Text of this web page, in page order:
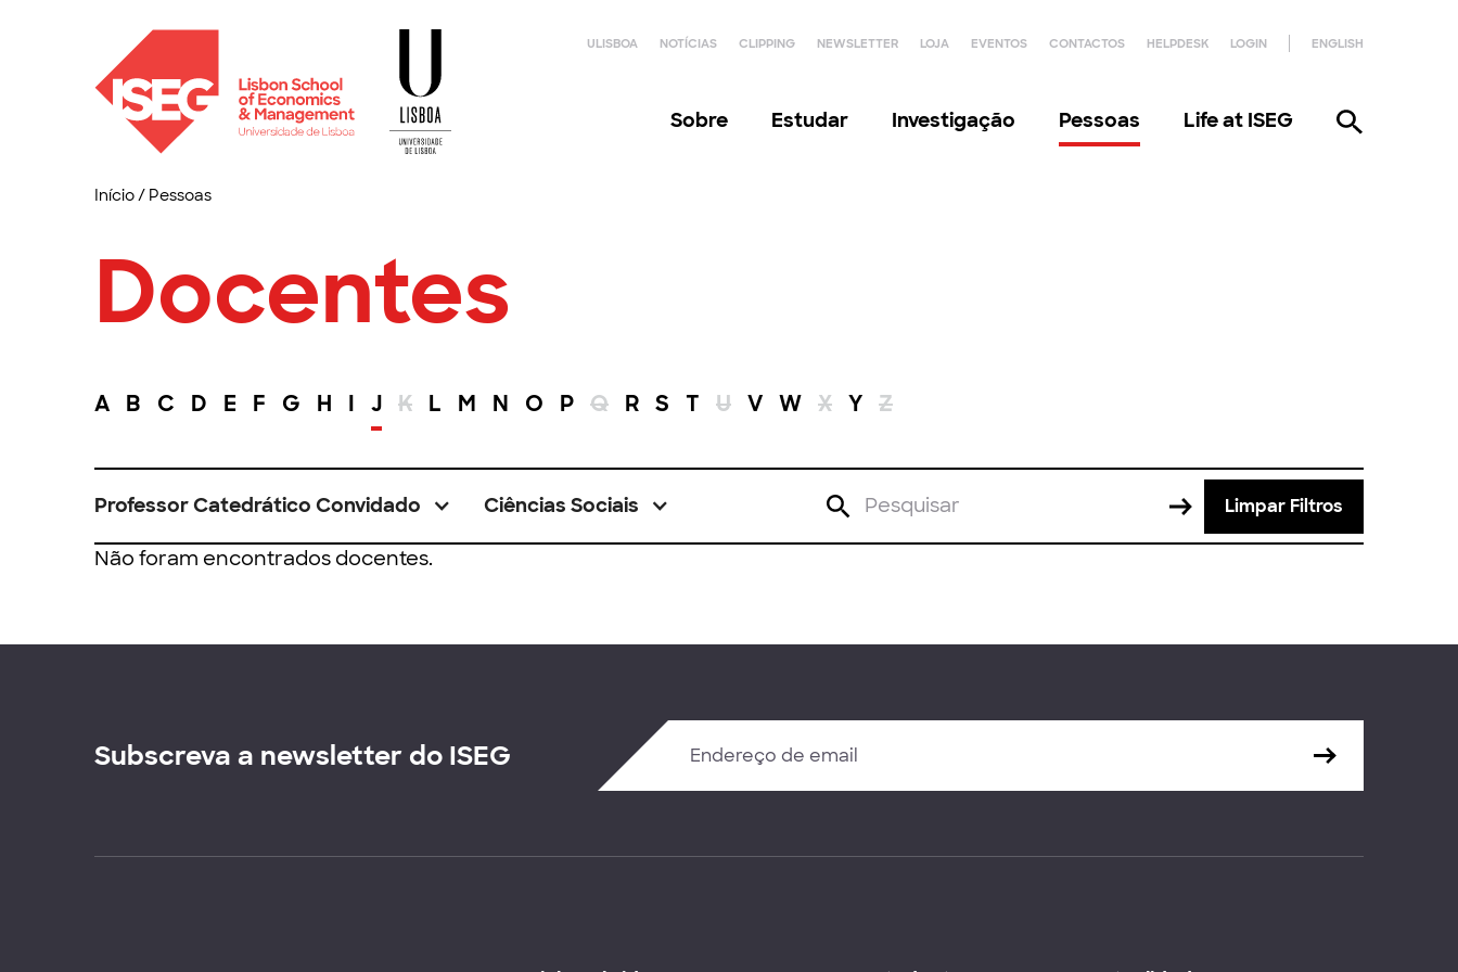
ULISBOA NOTÍCIAS CLIPPING NEWSLETTER LOJA EVENTOS CONTACTOS HELPDESK LOGIN ENGLISH
Sobre Estudar Investigação Pessoas Life at ISEG
Início/ Pessoas
Docentes
A B C D E F G H I J K L M N O P Q R S T U V W X Y Z
Professor Catedrático Convidado Ciências Sociais Limpar Filtros
Não foram encontrados docentes.
Subscreva a newsletter do ISEG